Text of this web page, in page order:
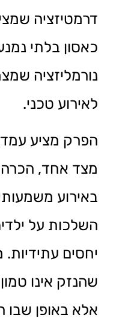
דרמטיזציה
כאסון בלתי
נורמליזציה
לאירוע טכני.
הפרק מציע
מצד אחד,
באירוע
השלכות על
יחסים
שהנזק אינו
אלא באופן שבו